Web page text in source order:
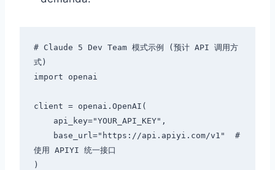
# Claude 5 Dev Team 模式示例 (预计 API 调用方
式)
import openai
client = openai.OpenAI(
使用 APIYI 统一接口
)